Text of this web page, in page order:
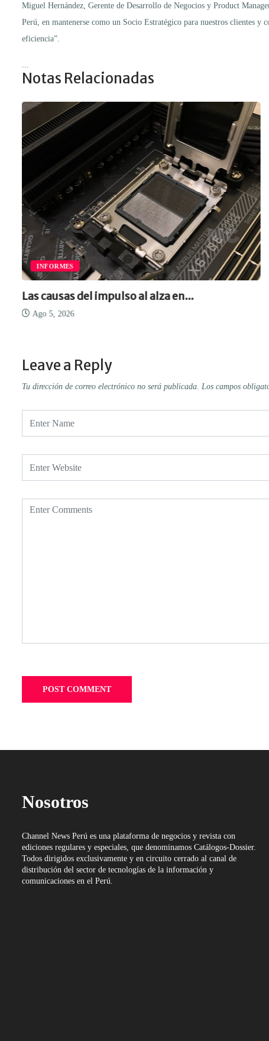
Miguel Hernández, Gerente de Desarrollo de Negocios y Product
Perú, en mantenerse como un Socio Estratégico para nuestros clientes
eficiencia”.
Notas Relacionadas
INFORMES
Las causas del impulso al alza en...
Ago 5, 2026
Leave a Reply
Tu dirección de correo electrónico no será publicada. Los campos
Nosotros
Channel News Perú es una plataforma de negocios y revista con
ediciones regulares y especiales, que denominamos Catálogos-Dossier.
Todos dirigidos exclusivamente y en circuito cerrado al canal de
distribución del sector de tecnologías de la información y
comunicaciones en el Perú.